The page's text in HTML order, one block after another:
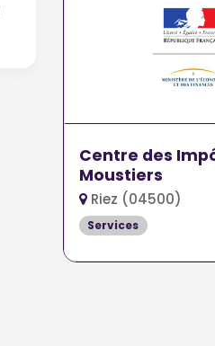
Centre des
Moustiers
Riez (04500)
Services